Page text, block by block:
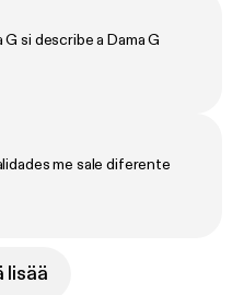
si describe a Dama G
me sale diferente
lisää